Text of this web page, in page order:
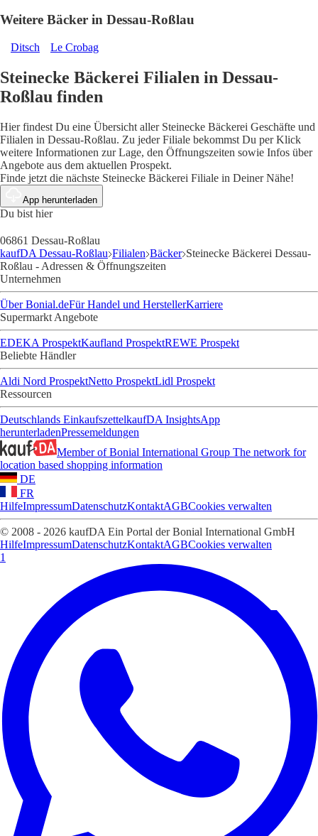
Weitere Bäcker in Dessau-Roßlau
Ditsch Le Crobag
Steinecke Bäckerei Filialen in Dessau-
Roßlau finden
Hier findest Du eine Übersicht aller Steinecke Bäckerei Geschäfte und
Filialen in Dessau-Roßlau. Zu jeder Filiale bekommst Du per Klick
weitere Informationen zur Lage, den Öffnungszeiten sowie Infos über
Angebote aus dem aktuellen Prospekt.
Finde jetzt die nächste Steinecke Bäckerei Filiale in Deiner Nähe!
App herunterladen
Du bist hier
06861 Dessau-Roßlau
kaufDA Dessau-Roßlau Filialen Bäcker Steinecke Bäckerei Dessau-
Roßlau - Adressen & Öffnungszeiten
Unternehmen
Über Bonial.deFür Handel und HerstellerKarriere
Supermarkt Angebote
EDEKA ProspektKaufland ProspektREWE Prospekt
Beliebte Händler
Aldi Nord ProspektNetto ProspektLidl Prospekt
Ressourcen
Deutschlands EinkaufszettelkaufDA InsightsApp
herunterladenPressemeldungen
Member of Bonial International Group The network for
location based shopping information
DE
FR
HilfeImpressumDatenschutzKontaktAGBCookies verwalten
© 2008 - 2026 kaufDA Ein Portal der Bonial International GmbH
HilfeImpressumDatenschutzKontaktAGBCookies verwalten
1